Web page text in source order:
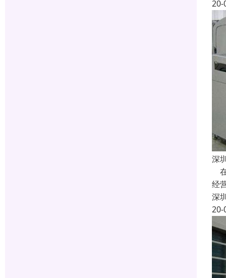
20-
深
经
深
20-